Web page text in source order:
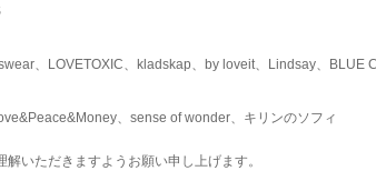
、LOVETOXIC、kladskap、by loveit、Lindsay、BLUE
、sense of wonder、キリンのソフィ
いただきますようお願い申し上げます。